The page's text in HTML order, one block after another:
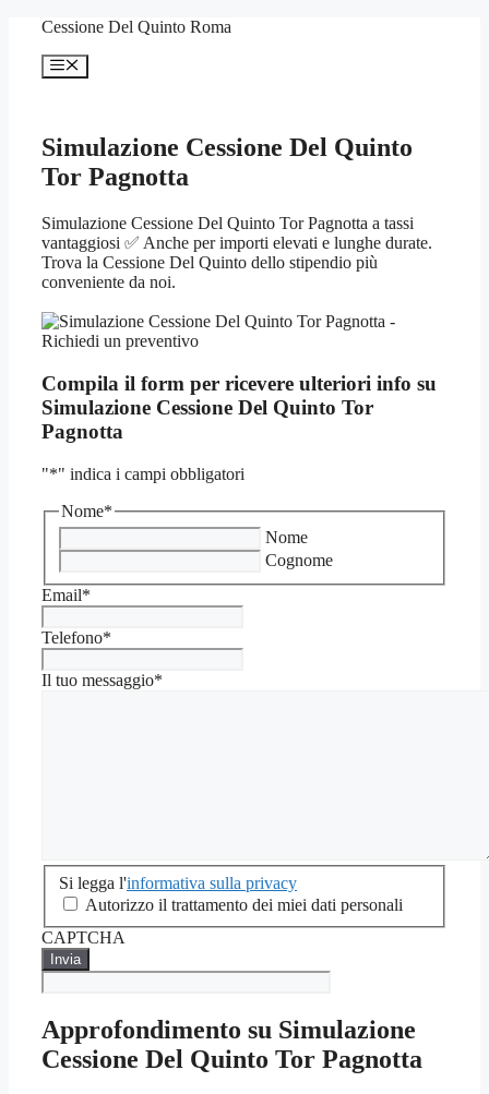
contenuto
Cessione Del Quinto Roma
Menu
Simulazione Cessione Del Quinto
Tor Pagnotta
Simulazione Cessione Del Quinto Tor Pagnotta a tassi
vantaggiosi ✅ Anche per importi elevati e lunghe durate.
Trova la Cessione Del Quinto dello stipendio più
conveniente da noi.
Compila il form per ricevere ulteriori info su
Simulazione Cessione Del Quinto Tor
Pagnotta
"*" indica i campi obbligatori
Nome*
Nome
Cognome
Email*
Telefono*
Il tuo messaggio*
Si
legga
sulla
privacy
Si legga l'informativa sulla privacy
Autorizzo il trattamento dei miei dati personali
CAPTCHA
Approfondimento su Simulazione
Cessione Del Quinto Tor Pagnotta